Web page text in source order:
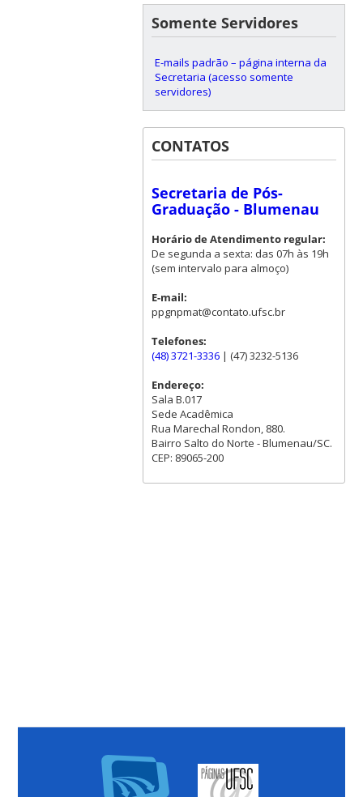
Somente Servidores
E-mails padrão – página interna da
Secretaria (acesso somente
servidores)
CONTATOS
Secretaria de Pós-
Graduação - Blumenau
Horário de Atendimento regular:
De segunda a sexta: das 07h às 19h
(sem intervalo para almoço)
E-mail:
ppgnpmat@contato.ufsc.br
Telefones:
(48) 3721-3336| (47) 3232-5136
Endereço:
Sala B.017
Sede Acadêmica
Rua Marechal Rondon, 880.
Bairro Salto do Norte - Blumenau/SC.
CEP: 89065-200